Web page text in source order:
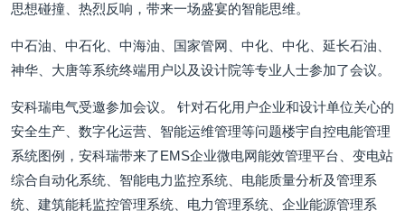
思想碰撞、热烈反响，带来一场盛宴的智能思维。
中石油、中石化、中海油、国家管网、中化、中化、延长石油、
神华、大唐等系统终端用户以及设计院等专业人士参加了会议。
安科瑞电气受邀参加会议。 针对石化用户企业和设计单位关心的
安全生产、数字化运营、智能运维管理等问题楼宇自控电能管理
系统图例，安科瑞带来了EMS企业微电网能效管理平台、变电站
综合自动化系统、智能电力监控系统、电能质量分析及管理系
统、建筑能耗监控管理系统、电力管理系统、企业能源管理系